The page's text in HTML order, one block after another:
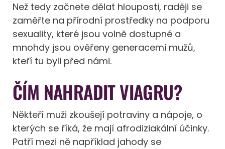
Než tedy začnete dělat hlouposti, raději se
zaměřte na přírodní prostředky na podporu
sexuality, které jsou volně dostupné a
mnohdy jsou ověřeny generacemi mužů,
kteří tu byli před námi.
ČÍM NAHRADIT VIAGRU?
Někteří muži zkoušejí potraviny a nápoje, o
kterých se říká, že mají afrodiziakální účinky.
Patří mezi ně například jahody se